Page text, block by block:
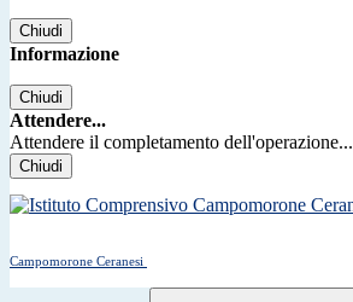
Chiudi
Informazione
Chiudi
Attendere...
Attendere il completamento dell'operazione...
Chiudi
Campomorone Ceranesi